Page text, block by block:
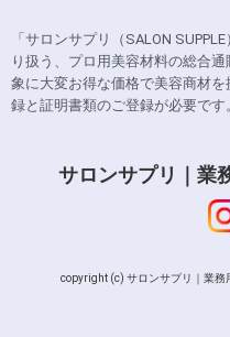
「サロンサプリ（SALON
り扱う、プロ用美容材料の総合
象に大変お得な価格で美容商材
録と証明書類のご登録が必要です
サロンサプリ｜業
copyright (c) サロンサプリ｜業務